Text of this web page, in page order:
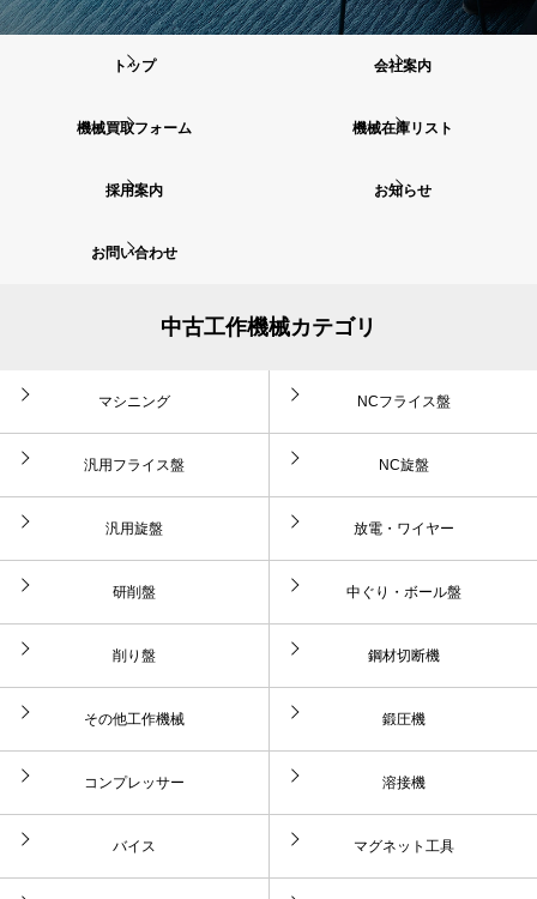
トップ 会社案内
機械買取フォーム 機械在庫リスト
採用案内 お知らせ
お問い合わせ
中古工作機械カテゴリ
マシニング NCフライス盤
汎用フライス盤 NC旋盤
汎用旋盤 放電・ワイヤー
研削盤 中ぐり・ボール盤
削り盤 鋼材切断機
その他工作機械 鍛圧機
コンプレッサー 溶接機
バイス マグネット工具